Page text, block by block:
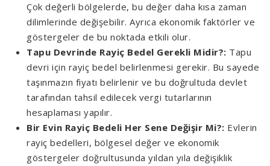
Çok değerli bölgelerde, bu değer daha kısa zaman
dilimlerinde değişebilir. Ayrıca ekonomik faktörler ve
göstergeler de bu noktada etkili olur.
Tapu Devrinde Rayiç Bedel Gerekli Midir?: Tapu
devri için rayiç bedel belirlenmesi gerekir. Bu sayede
taşınmazın fiyatı belirlenir ve bu doğrultuda devlet
tarafından tahsil edilecek vergi tutarlarının
hesaplaması yapılır.
Bir Evin Rayiç Bedeli Her Sene Değişir Mi?: Evlerin
rayiç bedelleri, bölgesel değer ve ekonomik
göstergeler doğrultusunda yıldan yıla değişiklik